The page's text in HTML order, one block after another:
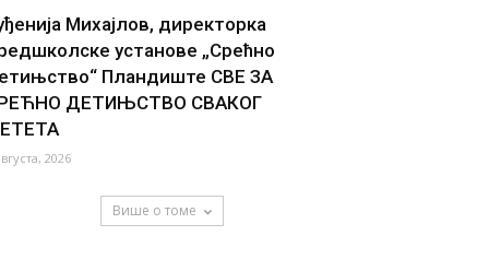
Михајлов, директорка
установе „Срећно
Пландиште СВЕ ЗА
ДЕТИЊСТВО СВАКОГ
2026
Више о томе